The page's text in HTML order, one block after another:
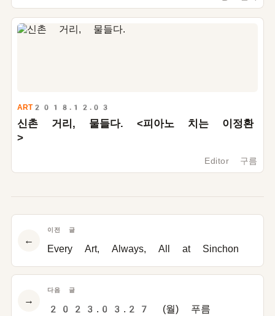
ART2018.12.03
신촌 거리, 물들다. <피아노 치는 이정환
>
Editor 구름
←
이전 글
Every Art, Always, All at Sinchon
다음 글
2023.03.27 (월) 푸름
→